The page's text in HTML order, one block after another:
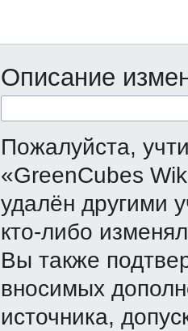
Описание
Пожалуйста,
«GreenCubes
удалён другими
кто-либо
Вы также
вносимых
источника,